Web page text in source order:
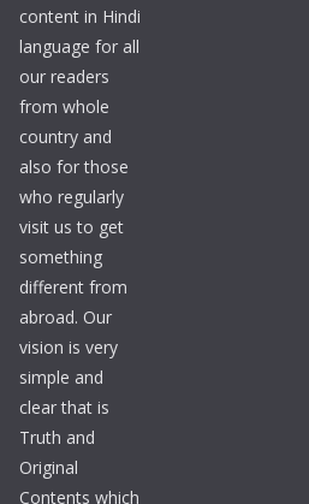
content in Hindi
language for all
our readers
from whole
country and
also for those
who regularly
visit us to get
something
different from
abroad. Our
vision is very
simple and
clear that is
Truth and
Original
Contents which